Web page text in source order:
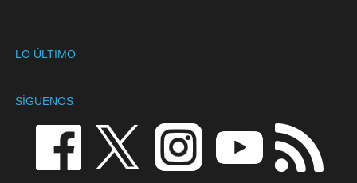
LO ÚLTIMO
SÍGUENOS